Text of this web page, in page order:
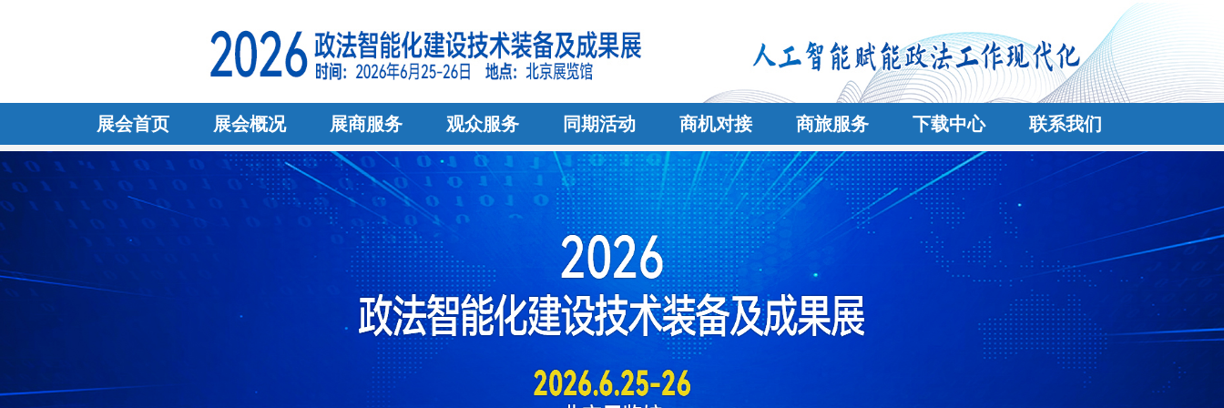
展会首页 展会概况 展商服务 观众服务 同期活动 商机对接 商旅服务 下载中心 联系我们